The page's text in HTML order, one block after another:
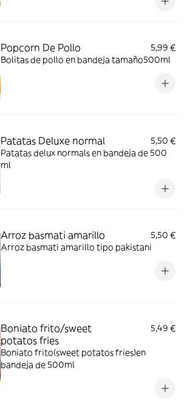
Popcorn De Pollo
5,99 €
Bolitas de pollo en bandeja tamaño500ml
Patatas Deluxe normal
5,50 €
Patatas delux normals en bandeja de 500
ml
Arroz basmati amarillo
5,50 €
Arroz basmati amarillo tipo pakistani
Boniato frito/sweet
potatos fries
5,49 €
Boniato frito(sweet potatos fries)en
bandeja de 500ml